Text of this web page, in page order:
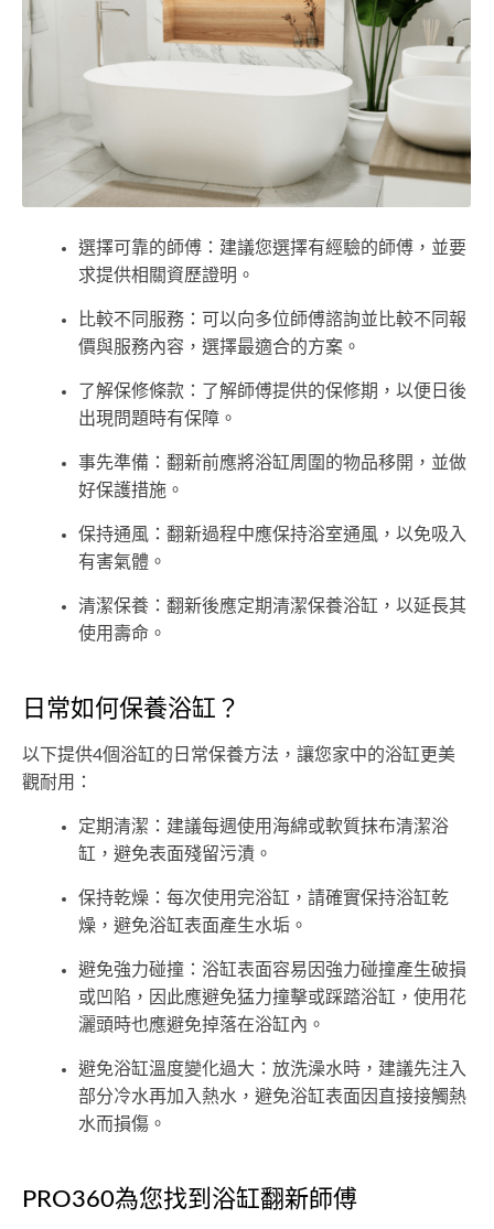
選擇可靠的師傅：建議您選擇有經驗的師傅，並要
求提供相關資歷證明。
比較不同服務：可以向多位師傅諮詢並比較不同報
價與服務內容，選擇最適合的方案。
了解保修條款：了解師傅提供的保修期，以便日後
出現問題時有保障。
事先準備：翻新前應將浴缸周圍的物品移開，並做
好保護措施。
保持通風：翻新過程中應保持浴室通風，以免吸入
有害氣體。
清潔保養：翻新後應定期清潔保養浴缸，以延長其
使用壽命。
日常如何保養浴缸？
以下提供4個浴缸的日常保養方法，讓您家中的浴缸更美
觀耐用：
定期清潔：建議每週使用海綿或軟質抹布清潔浴
缸，避免表面殘留污漬。
保持乾燥：每次使用完浴缸，請確實保持浴缸乾
燥，避免浴缸表面產生水垢。
避免強力碰撞：浴缸表面容易因強力碰撞產生破損
或凹陷，因此應避免猛力撞擊或踩踏浴缸，使用花
灑頭時也應避免掉落在浴缸內。
避免浴缸溫度變化過大：放洗澡水時，建議先注入
部分冷水再加入熱水，避免浴缸表面因直接接觸熱
水而損傷。
PRO360為您找到浴缸翻新師傅